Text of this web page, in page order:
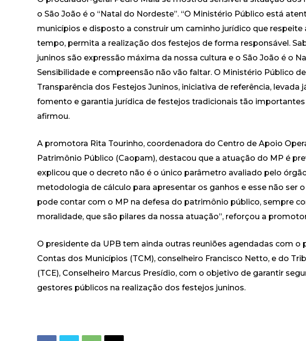
o São João é o “Natal do Nordeste”. “O Ministério Público está
municípios e disposto a construir um caminho jurídico que respeite
tempo, permita a realização dos festejos de forma responsável.
juninos são expressão máxima da nossa cultura e o São João é o
Sensibilidade e compreensão não vão faltar. O Ministério Público
Transparência dos Festejos Juninos, iniciativa de referência, levada
fomento e garantia jurídica de festejos tradicionais tão importantes
afirmou.
A promotora Rita Tourinho, coordenadora do Centro de Apoio
Patrimônio Público (Caopam), destacou que a atuação do MP é
explicou que o decreto não é o único parâmetro avaliado pelo
metodologia de cálculo para apresentar os ganhos e esse não ser
pode contar com o MP na defesa do patrimônio público, sempre
moralidade, que são pilares da nossa atuação”, reforçou a
O presidente da UPB tem ainda outras reuniões agendadas com o
Contas dos Municípios (TCM), conselheiro Francisco Netto, e do
(TCE), Conselheiro Marcus Presídio, com o objetivo de garantir
gestores públicos na realização dos festejos juninos.